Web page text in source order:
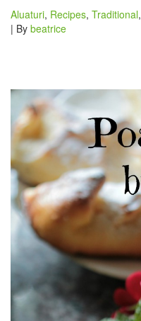
Aluaturi, Recipes, Traditional,
| By beatrice